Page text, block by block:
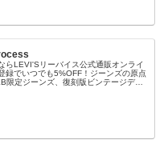
らLEVI'Sリーバイス公式通販オンライ
録でいつでも5%OFF！ジーンズの原点
限定ジーンズ、復刻版ビンテージデニ